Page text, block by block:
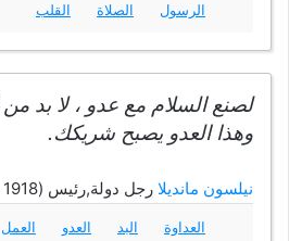
الرسول الصلاة القلب
لصنع السلام مع عدو ، لا بد من
وهذا العدو يصبح شريكك.
نيلسون مانديلا رجل دولة,رئيس (1918 - 2013)
العداوة البد العدو العمل